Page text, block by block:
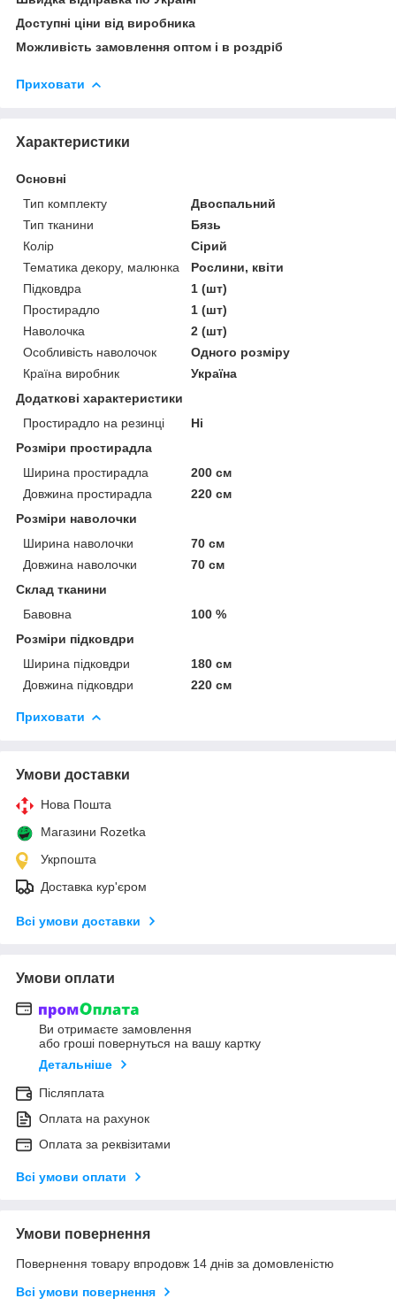
Доступні ціни від виробника
Можливість замовлення оптом і в роздріб
Приховати
Характеристики
Основні
Тип комплекту
Двоспальний
Тип тканини
Бязь
Колір
Сірий
Тематика декору, малюнка
Рослини, квіти
Підковдра
1 (шт)
Простирадло
1 (шт)
Наволочка
2 (шт)
Особливість наволочок
Одного розміру
Країна виробник
Україна
Додаткові характеристики
Простирадло на резинці
Ні
Розміри простирадла
Ширина простирадла
200 см
Довжина простирадла
220 см
Розміри наволочки
Ширина наволочки
70 см
Довжина наволочки
70 см
Склад тканини
Бавовна
100 %
Розміри підковдри
Ширина підковдри
180 см
Довжина підковдри
220 см
Приховати
Умови доставки
Нова Пошта
Магазини Rozetka
Укрпошта
Доставка кур'єром
Всі умови доставки
Умови оплати
Ви отримаєте замовлення
або гроші повернуться на вашу картку
Детальніше
Післяплата
Оплата на рахунок
Оплата за реквізитами
Всі умови оплати
Умови повернення
Повернення товару впродовж 14 днів за домовленістю
Всі умови повернення